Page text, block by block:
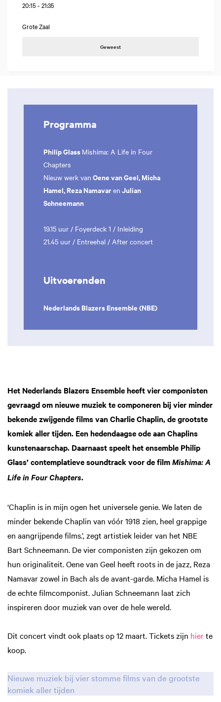
20:15 - 21:35
Grote Zaal
Geweest
Programma
Philip Glass Mishima: A Life in Four
Chapters
Nieuw werk van Oene van Geel, Micha
Hamel, Reza Namavaren Julian
Schneemann
19.15 uur / Foyerdeck 1 / Inleiding
21.45 uur / Entreehal / After concert
Uitvoerenden
Nederlands Blazers Ensemble (NBE)
Het Nederlands Blazers Ensemble heeft vier componisten
gevraagd om nieuwe muziek te componeren bij vier minder
bekende zwijgende films van Charlie Chaplin, de grootste
komiek aller tijden. Een hedendaagse ode aan Chaplins
kunstenaarschap. Daarnaast speelt het ensemble Philip
Glass’ contemplatieve soundtrack voor de film Mishima: A
Life in Four Chapters.
‘Chaplin is in mijn ogen het universele genie. We laten de
minder bekende Chaplin van vóór 1918 zien, heel grappige
en aangrijpende films.’, zegt artistiek leider van het NBE
Bart Schneemann. De vier componisten zijn gekozen om
hun originaliteit. Oene van Geel heeft roots in de jazz, Reza
Namavar zowel in Bach als de avant-garde. Micha Hamel is
de echte filmcomponist. Julian Schneemann laat zich
inspireren door muziek van over de hele wereld.
Dit concert vindt ook plaats op 12 maart. Tickets zijn hierte
koop.
Nieuwe muziek bij vier stomme films van de grootste
komiek aller tijden